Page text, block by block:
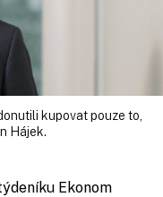
kupovat pouze to,
Hájek.
Ekonom